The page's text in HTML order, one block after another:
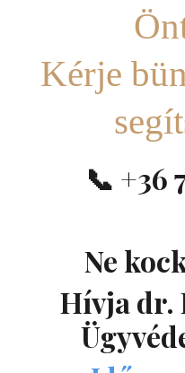
Kérje
📞 +36
Ne
Hívja dr.